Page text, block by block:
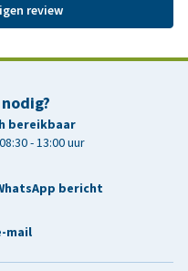
review
bereikbaar
- 13:00 uur
bericht
mail